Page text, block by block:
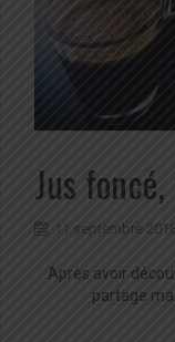
Jus
11 septembre
Après avoir
partage